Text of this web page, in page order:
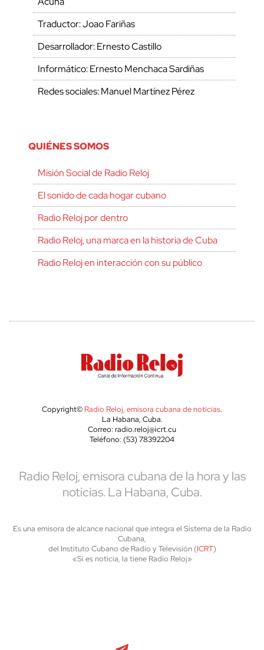
Traductor: Joao Fariñas
Desarrollador: Ernesto Castillo
Informático: Ernesto Menchaca Sardiñas
Redes sociales: Manuel Martínez Pérez
QUIÉNES SOMOS
Misión Social de Radio Reloj
El sonido de cada hogar cubano
Radio Reloj por dentro
Radio Reloj, una marca en la historia de Cuba
Radio Reloj en interacción con su público
Copyright© Radio Reloj, emisora cubana de noticias.
La Habana, Cuba.
Correo: radio.reloj@icrt.cu
Teléfono: (53) 78392204
Radio Reloj, emisora cubana de la hora y las
noticias. La Habana, Cuba.
Es una emisora de alcance nacional que integra el Sistema de la Radio
Cubana,
del Instituto Cubano de Radio y Televisión (ICRT)
«Si es noticia, la tiene Radio Reloj»